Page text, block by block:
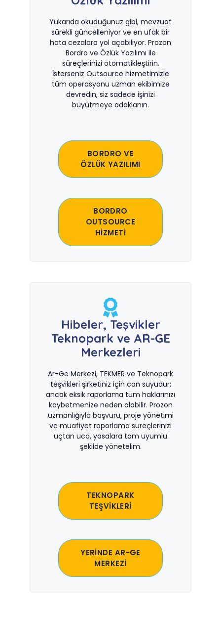
Yukarıda okuduğunuz gibi, mevzuat
sürekli güncelleniyor ve en ufak bir
hata cezalara yol açabiliyor. Prozon
Bordro ve Özlük Yazılımı ile
süreçlerinizi otomatikleştirin.
İsterseniz Outsource hizmetimizle
tüm operasyonu uzman ekibimize
devredin, siz sadece işinizi
büyütmeye odaklanın.
BORDRO VE
ÖZLÜK YAZILIMI
BORDRO
OUTSOURCE
HİZMETİ
Hibeler, Teşvikler
Teknopark ve AR-GE
Merkezleri
Ar-Ge Merkezi, TEKMER ve Teknopark
teşvikleri şirketiniz için can suyudur;
ancak eksik raporlama tüm haklarınızı
kaybetmenize neden olabilir. Prozon
uzmanlığıyla başvuru, proje yönetimi
ve muafiyet raporlama süreçlerinizi
uçtan uca, yasalara tam uyumlu
şekilde yönetelim.
TEKNOPARK
TEŞVİKLERİ
YERİNDE AR-GE
MERKEZİ